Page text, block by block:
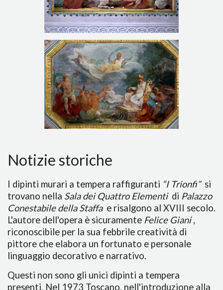
Notizie storiche
I dipinti murari a tempera raffiguranti “I Trionfi” si
trovano nella Sala dei Quattro Elementi di Palazzo
Conestabile della Staffa e risalgono al XVIII secolo.
L'autore dell'opera è sicuramente Felice Giani,
riconoscibile per la sua febbrile creatività di
pittore che elabora un fortunato e personale
linguaggio decorativo e narrativo.
Questi non sono gli unici dipinti a tempera
presenti. Nel 1973 Toscano, nell'introduzione alla